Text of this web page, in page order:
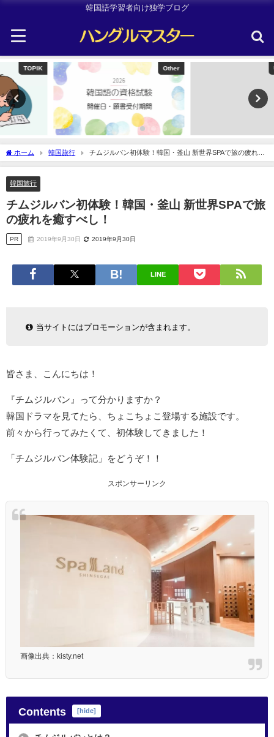
韓国語学習者向け独学ブログ
ホーム 韓国旅行
チムジルバン初体験！韓国・釜山 新世界SPAで旅の疲れを
癒すべし！
韓国旅行
チムジルバン初体験！韓国・釜山 新世界SPAで旅
の疲れを癒すべし！
PR 2019年9月30日 2019年9月30日
LINE
当サイトにはプロモーションが含まれます。
皆さま、こんにちは！
『チムジルバン』って分かりますか？
韓国ドラマを見てたら、ちょこちょこ登場する施設です。
前々から行ってみたくて、初体験してきました！
「チムジルバン体験記」をどうぞ！！
スポンサーリンク
画像出典：kisty.net
Contents [hide]